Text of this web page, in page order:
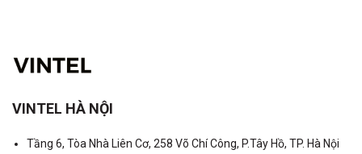
VINTEL HÀ NỘI
Tầng 6, Tòa Nhà Liên Cơ, 258 Võ Chí Công, P.Tây Hồ, TP. Hà Nội